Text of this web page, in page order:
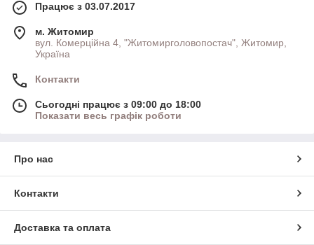
Працює з 03.07.2017
м. Житомир
вул. Комерційна 4, "Житомирголовопостач", Житомир,
Україна
Контакти
Сьогодні працює з 09:00 до 18:00
Показати весь графік роботи
Про нас
Контакти
Доставка та оплата